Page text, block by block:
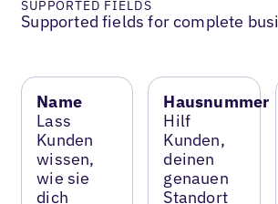
SUPPORTED FIELDS
Supported fields for complete
Name
Lass
Kunden
wissen,
wie sie
dich
Hausnummer
Hilf
Kunden,
deinen
genauen
Standort